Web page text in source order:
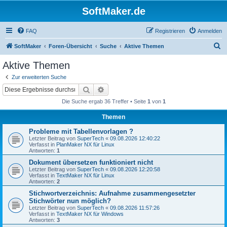
SoftMaker.de
FAQ Anmelden
Registrieren
SoftMaker Foren-Übersicht Suche Aktive Themen
Aktive Themen
Zur erweiterten Suche
Suche
Die Suche ergab 36 Treffer • Seite 1 von 1
Themen
Probleme mit Tabellenvorlagen ?
Letzter Beitrag von SuperTech « 09.08.2026 12:40:22
Verfasst in PlanMaker NX für Linux
Antworten: 1
Dokument übersetzen funktioniert nicht
Letzter Beitrag von SuperTech « 09.08.2026 12:20:58
Verfasst in TextMaker NX für Linux
Antworten: 2
Stichwortverzeichnis: Aufnahme zusammengesetzter
Stichwörter nun möglich?
Letzter Beitrag von SuperTech « 09.08.2026 11:57:26
Verfasst in TextMaker NX für Windows
Antworten: 3